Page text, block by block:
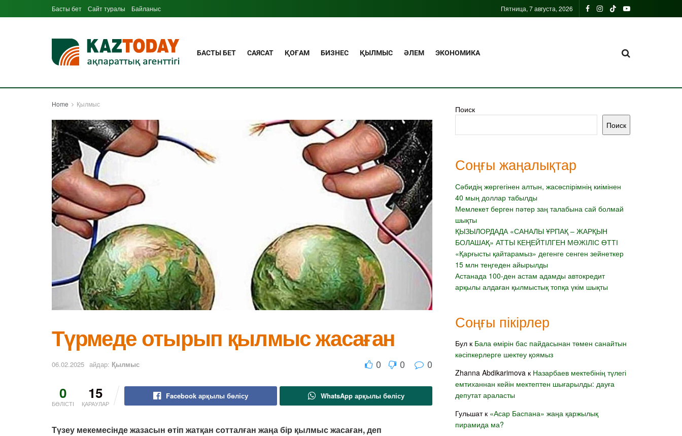
Басты бет Сайт туралы Байланыс Пятница, 7 августа, 2026
БАСТЫ БЕТ САЯСАТ ҚОҒАМ БИЗНЕС ҚЫЛМЫС ӘЛЕМ ЭКОНОМИКА
Home Қылмыс
Түрмеде отырып қылмыс жасаған
06.02.2025 айдар: Қылмыс 0 0 0
0
БӨЛІСТІ
15
ҚАРАУЛАР
Facebook арқылы бөлісу WhatsApp арқылы бөлісу
Түзеу мекемесінде жазасын өтіп жатқан сотталған жаңа бір қылмыс жасаған,деп
Поиск
Поиск
Соңғы жаңалықтар
Сәбидің жөргегінен алтын, жасөспірімнің киімінен
40 мың доллар табылды
Мемлекет берген пәтер заң талабына сай болмай
шықты
ҚЫЗЫЛОРДАДА «САНАЛЫ ҰРПАҚ – ЖАРҚЫН
БОЛАШАҚ» АТТЫ КЕҢЕЙТІЛГЕН МӘЖІЛІС ӨТТІ
«Қарғысты қайтарамыз» дегенге сенген зейнеткер
15 млн теңгеден айырылды
Астанада 100-ден астам адамды автокредит
арқылы алдаған қылмыстық топқа үкім шықты
Соңғы пікірлер
Бул к Бала өмірін бас пайдасынан төмен санайтын
кәсіпкерлерге шектеу қоямыз
Zhanna Abdikarimova к Назарбаев мектебінің түлегі
емтиханнан кейін мектептен шығарылды: дауға
депутат араласты
Гульшатк «Асар Баспана» жаңа қаржылық
пирамида ма?